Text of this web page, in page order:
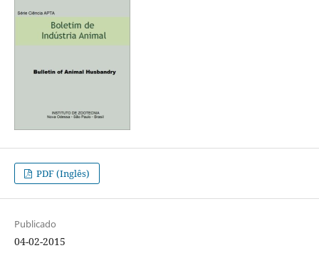
PDF (Inglês)
Publicado
04-02-2015